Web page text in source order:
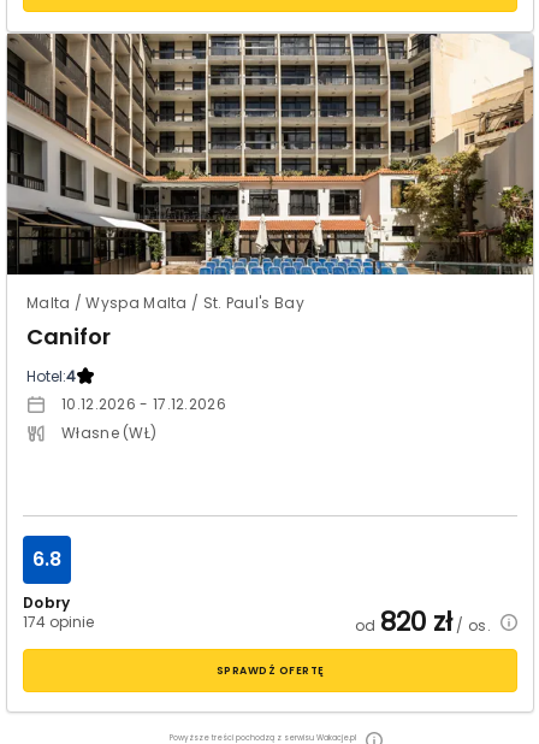
Malta / Wyspa Malta / St. Paul's Bay
Canifor
Hotel:4
10.12.2026 - 17.12.2026
Własne (WŁ)
Dobry
174 opinie
6.8
od 820 zł/ os.
SPRAWDŹ OFERTĘ
Powyższe treści pochodzą z serwisu Wakacje.pl